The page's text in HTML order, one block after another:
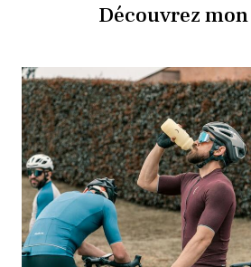
Découvrez